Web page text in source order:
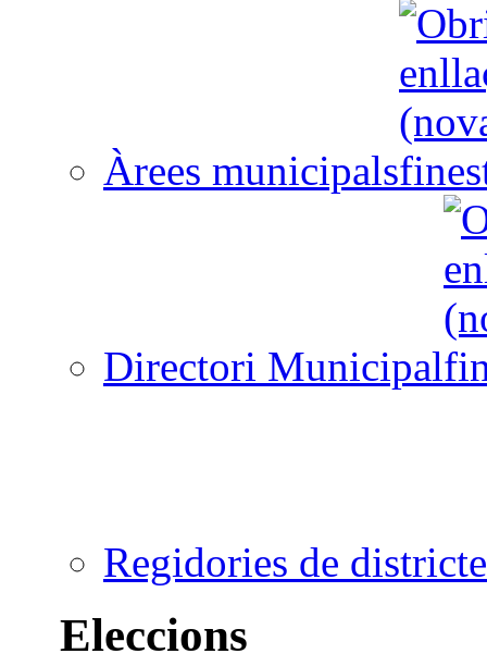
Àrees municipals
Directori Municipal
Regidories de districte
Eleccions